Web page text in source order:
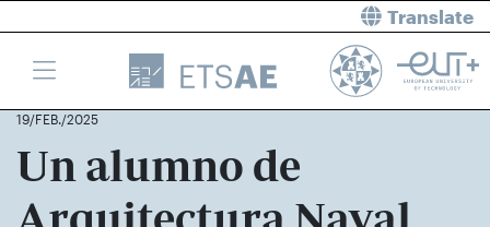
Translate
19/FEB./2025
Un alumno de